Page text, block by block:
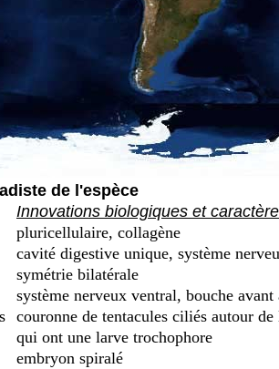
de l'espèce
Innovations biologiques et
pluricellulaire, collagène
cavité digestive unique, système
symétrie bilatérale
système nerveux ventral, bouche avant
couronne de tentacules ciliés autour de
qui ont une larve trochophore
embryon spiralé